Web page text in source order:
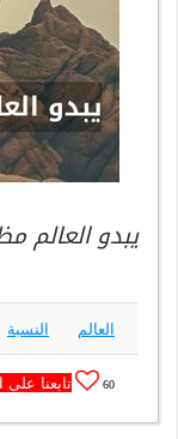
يبدو العالم
العالم النسبة
60 تابعنا على